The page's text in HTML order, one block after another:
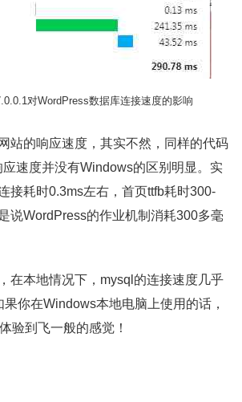
对WordPress数据库连接速度的影响
站的响应速度，其实不然，同样的代码
速度并没有Windows的区别明显。实
接耗时0.3ms左右，首页ttfb耗时300-
说WordPress的作业机制消耗300多毫
在本地情况下，mysql的连接速度几乎
你在Windows本地电脑上使用的话，
验到飞一般的感觉！